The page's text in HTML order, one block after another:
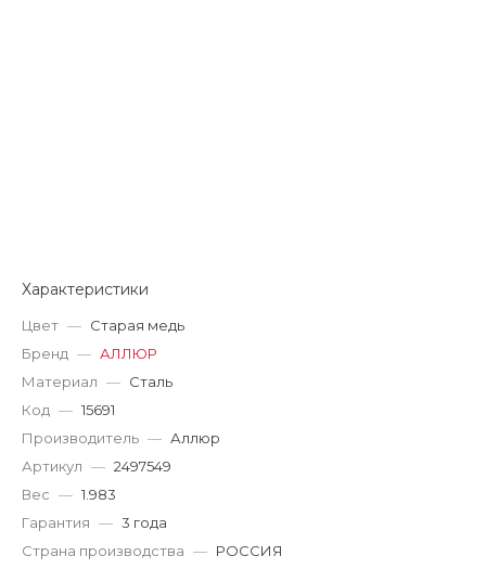
Характеристики
Цвет — Старая медь
Бренд — АЛЛЮР
Материал — Сталь
Код — 15691
Производитель — Аллюр
Артикул — 2497549
Вес — 1.983
Гарантия — 3 года
Страна производства — РОССИЯ